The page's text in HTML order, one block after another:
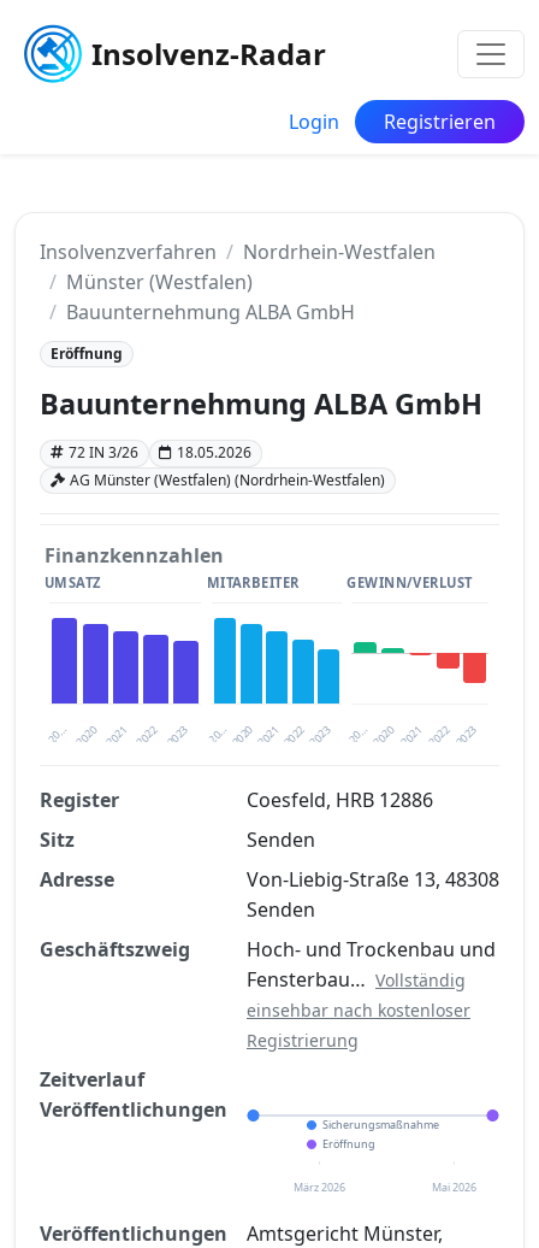
Insolvenz-Radar
Login Registrieren
Insolvenzverfahren
Nordrhein-Westfalen
Münster (Westfalen)
Bauunternehmung ALBA GmbH
Eröffnung
Bauunternehmung ALBA GmbH
72 IN 3/26
18.05.2026
AG Münster (Westfalen) (Nordrhein-Westfalen)
Finanzkennzahlen
UMSATZ
20… 2021 2023
2020 2022
MITARBEITER
20… 2021 2023
2020 2022
GEWINN/VERLUST
20… 2021 2023
2020 2022
Finanzkennzahlen nach kostenloser
Registrierung verfügbar
Jetzt kostenlos registrieren
Register
Coesfeld, HRB 12886
Sitz
Senden
Adresse
Von-Liebig-Straße 13, 48308
Senden
Geschäftszweig
Hoch- und Trockenbau und
Fensterbau… Vollständig
einsehbar nach kostenloser
Registrierung
Zeitverlauf
Veröffentlichungen
Sicherungsmaßnahme
Eröffnung
März 2026 Mai 2026
Veröffentlichungen
Amtsgericht Münster,